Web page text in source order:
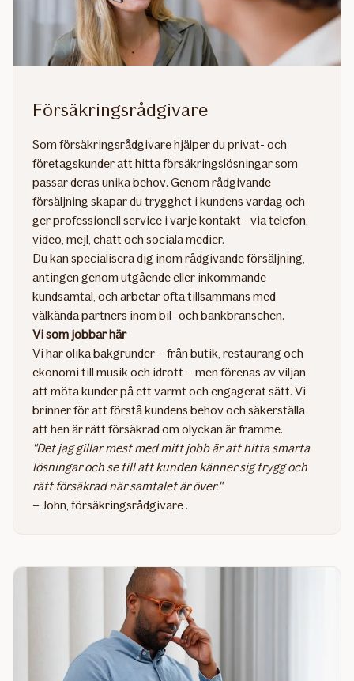
Försäkringsrådgivare
Som försäkringsrådgivare hjälper du privat- och
företagskunder att hitta försäkringslösningar som
passar deras unika behov. Genom rådgivande
försäljning skapar du trygghet i kundens vardag och
ger professionell service i varje kontakt– via telefon,
video, mejl, chatt och sociala medier.
Du kan specialisera dig inom rådgivande försäljning,
antingen genom utgående eller inkommande
kundsamtal, och arbetar ofta tillsammans med
välkända partners inom bil- och bankbranschen.
Vi som jobbar här​
Vi har olika bakgrunder – från butik, restaurang och
ekonomi till musik och idrott – men förenas av viljan
att möta kunder på ett varmt och engagerat sätt. Vi
brinner för att förstå kundens behov och säkerställa
att hen är rätt försäkrad om olyckan är framme. ​
"Det jag gillar mest med mitt jobb är att hitta smarta
lösningar och se till att kunden känner sig trygg och
rätt försäkrad när samtalet är över."
– John, försäkringsrådgivare .